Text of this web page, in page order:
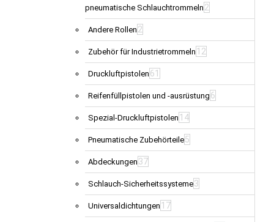
pneumatische Schlauchtrommeln 2
Andere Rollen 2
Zubehör für Industrietrommeln 12
Druckluftpistolen 61
Reifenfüllpistolen und -ausrüstung 6
Spezial-Druckluftpistolen 14
Pneumatische Zubehörteile5
Abdeckungen 37
Schlauch-Sicherheitssysteme3
Universaldichtungen 17